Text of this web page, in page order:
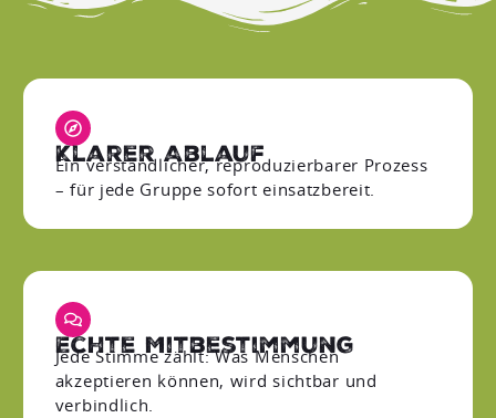
Klarer Ablauf
Ein verständlicher, reproduzierbarer Prozess
– für jede Gruppe sofort einsatzbereit.
Echte Mitbestimmung
Jede Stimme zählt: Was Menschen
akzeptieren können, wird sichtbar und
verbindlich.